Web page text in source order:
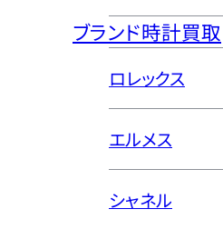
ブランド時計買取
ロレックス
エルメス
シャネル